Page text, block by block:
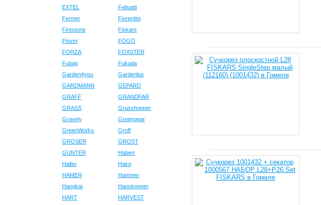
EXTEL
Felisatti
Fermer
Fiorentini
Firestone
Fiskars
Flover
FOGO
FORZA
FOXSTER
Fubag
Fukuda
Garden4you
Gardenlux
GARDMANN
GEPARD
GRAFF
GRANDFAR
GRASS
Grasshopper
Gravely
Greengear
GreenWorks
Groff
GROSER
GROST
GUNTER
Habert
Haibo
Hako
HAMER
Hammer
Hangkai
Hanskonner
HART
HARVEST